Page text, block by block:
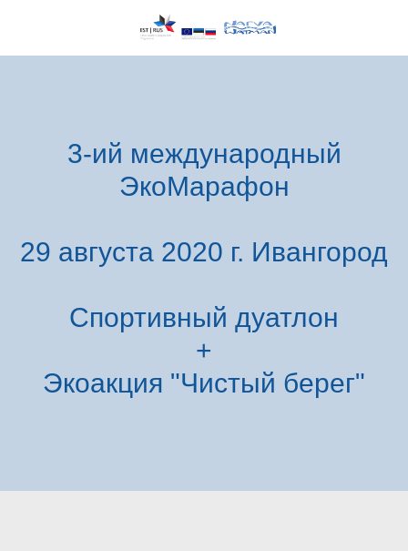
3-ий международный
ЭкоМарафон
29 августа 2020 г. Ивангород
Спортивный дуатлон
+
Экоакция "Чистый берег"